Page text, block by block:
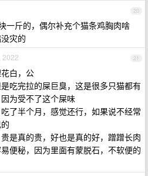
20
一斤的，偶尔补充个猫条鸡胸肉啥
灾的
21
2022
白，公
吃完拉的屎巨臭，这是很多只猫都有
为受不了这个屎味
了半个月，感觉还行，如果说不经常
是真的贵，好也是真的好，蹭蹭长肉
便秘，因为里面有蒙脱石，不软便的